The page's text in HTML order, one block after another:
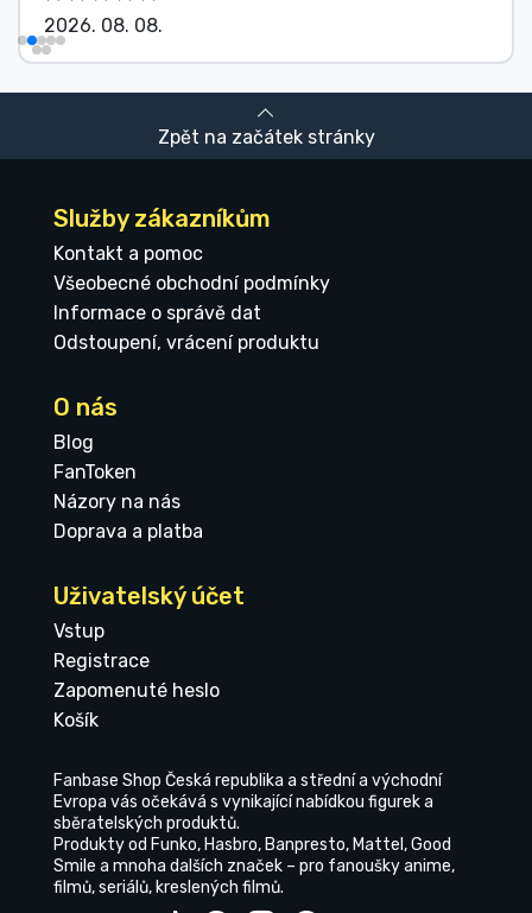
2026. 08. 08.
Zpět na začátek stránky
Služby zákazníkům
Kontakt a pomoc
Všeobecné obchodní podmínky
Informace o správě dat
Odstoupení, vrácení produktu
O nás
Blog
FanToken
Názory na nás
Doprava a platba
Uživatelský účet
Vstup
Registrace
Zapomenuté heslo
Košík
Fanbase Shop Česká republika a střední a východní
Evropa vás očekává s vynikající nabídkou figurek a
sběratelských produktů.
Produkty od Funko, Hasbro, Banpresto, Mattel, Good
Smile a mnoha dalších značek – pro fanoušky anime,
filmů, seriálů, kreslených filmů.